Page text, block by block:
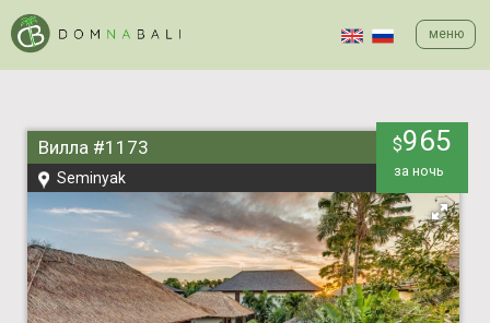
меню
Вилла #1173
Seminyak
$965
за ночь